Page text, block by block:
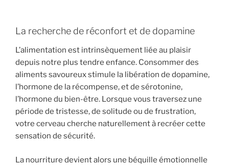
La recherche de réconfort et de dopamine
L’alimentation est intrinsèquement liée au plaisir
depuis notre plus tendre enfance. Consommer des
aliments savoureux stimule la libération de dopamine,
l’hormone de la récompense, et de sérotonine,
l’hormone du bien-être. Lorsque vous traversez une
période de tristesse, de solitude ou de frustration,
votre cerveau cherche naturellement à recréer cette
sensation de sécurité.
La nourriture devient alors une béquille émotionnelle